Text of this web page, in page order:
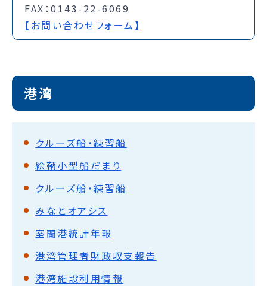
FAX：0143-22-6069
【お問い合わせフォーム】
港湾
クルーズ船・練習船
絵鞆小型船だまり
クルーズ船・練習船
みなとオアシス
室蘭港統計年報
港湾管理者財政収支報告
港湾施設利用情報